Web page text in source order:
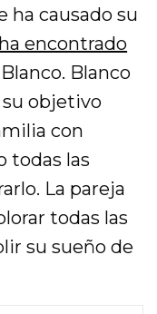
ha causado su
encontrado
Blanco. Blanco
su objetivo
con
todas las
La pareja
todas las
su sueño de